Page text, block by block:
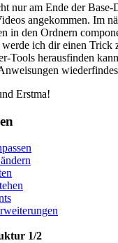
nur am Ende der Base-
angekommen. Im
in den Ordnern
werde ich dir einen Trick
Tools herausfinden
Erstma!
1/2